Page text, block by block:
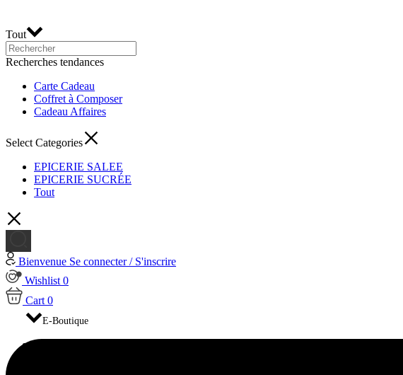
Tout
Recherches tendances
Carte Cadeau
Coffret à Composer
Cadeau Affaires
Select Categories
EPICERIE SALEE
EPICERIE SUCRÉE
Tout
Bienvenue Se connecter / S'inscrire
Wishlist 0
Cart 0
E-Boutique
FROMAGES